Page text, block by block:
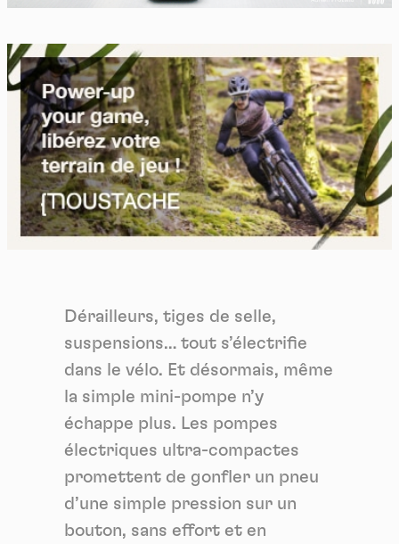
Dérailleurs, tiges de selle,
suspensions… tout s’électrifie
dans le vélo. Et désormais, même
la simple mini-pompe n’y
échappe plus. Les pompes
électriques ultra-compactes
promettent de gonfler un pneu
d’une simple pression sur un
bouton, sans effort et en